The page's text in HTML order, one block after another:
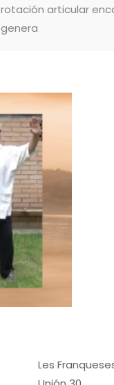
rotación articular
genera
Les